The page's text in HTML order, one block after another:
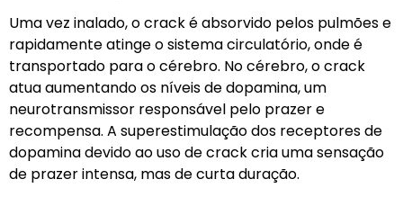
Uma vez inalado, o crack é absorvido pelos pulmões e
rapidamente atinge o sistema circulatório, onde é
transportado para o cérebro. No cérebro, o crack
atua aumentando os níveis de dopamina, um
neurotransmissor responsável pelo prazer e
recompensa. A superestimulação dos receptores de
dopamina devido ao uso de crack cria uma sensação
de prazer intensa, mas de curta duração.